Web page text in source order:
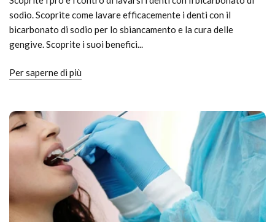
sodio. Scoprite come lavare efficacemente i denti con il
bicarbonato di sodio per lo sbiancamento e la cura delle
gengive. Scoprite i suoi benefici...
Per saperne di più